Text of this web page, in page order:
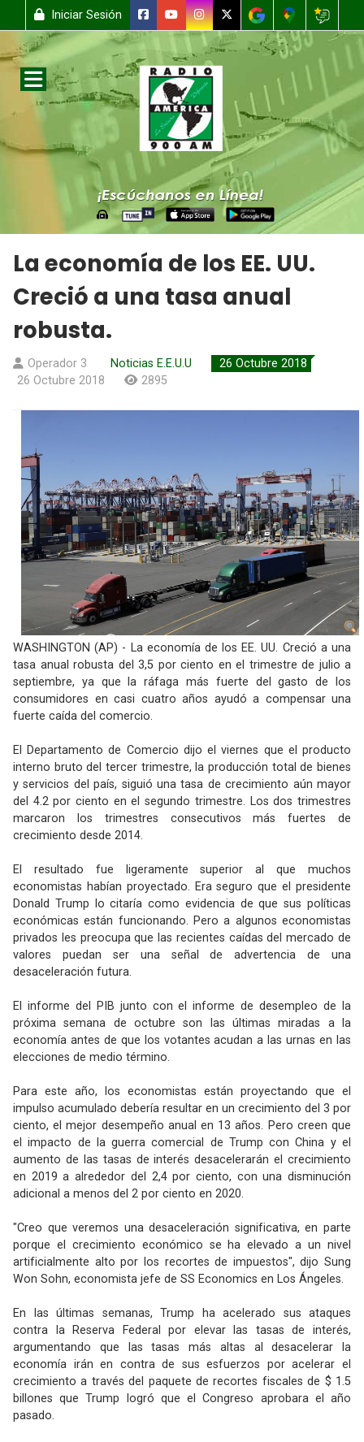
Iniciar Sesión
La economía de los EE. UU.
Creció a una tasa anual
robusta.
Operador 3 Noticias E.E.U.U
26 Octubre 2018
26 Octubre 2018
2895
WASHINGTON (AP) - La economía de los EE. UU. Creció a una
tasa anual robusta del 3,5 por ciento en el trimestre de julio a
septiembre, ya que la ráfaga más fuerte del gasto de los
consumidores en casi cuatro años ayudó a compensar una
fuerte caída del comercio.
El Departamento de Comercio dijo el viernes que el producto
interno bruto del tercer trimestre, la producción total de bienes
y servicios del país, siguió una tasa de crecimiento aún mayor
del 4.2 por ciento en el segundo trimestre. Los dos trimestres
marcaron los trimestres consecutivos más fuertes de
crecimiento desde 2014.
El resultado fue ligeramente superior al que muchos
economistas habían proyectado. Era seguro que el presidente
Donald Trump lo citaría como evidencia de que sus políticas
económicas están funcionando. Pero a algunos economistas
privados les preocupa que las recientes caídas del mercado de
valores puedan ser una señal de advertencia de una
desaceleración futura.
El informe del PIB junto con el informe de desempleo de la
próxima semana de octubre son las últimas miradas a la
economía antes de que los votantes acudan a las urnas en las
elecciones de medio término.
Para este año, los economistas están proyectando que el
impulso acumulado debería resultar en un crecimiento del 3 por
ciento, el mejor desempeño anual en 13 años. Pero creen que
el impacto de la guerra comercial de Trump con China y el
aumento de las tasas de interés desacelerarán el crecimiento
en 2019 a alrededor del 2,4 por ciento, con una disminución
adicional a menos del 2 por ciento en 2020.
"Creo que veremos una desaceleración significativa, en parte
porque el crecimiento económico se ha elevado a un nivel
artificialmente alto por los recortes de impuestos", dijo Sung
Won Sohn, economista jefe de SS Economics en Los Ángeles.
En las últimas semanas, Trump ha acelerado sus ataques
contra la Reserva Federal por elevar las tasas de interés,
argumentando que las tasas más altas al desacelerar la
economía irán en contra de sus esfuerzos por acelerar el
crecimiento a través del paquete de recortes fiscales de $ 1.5
billones que Trump logró que el Congreso aprobara el año
pasado.